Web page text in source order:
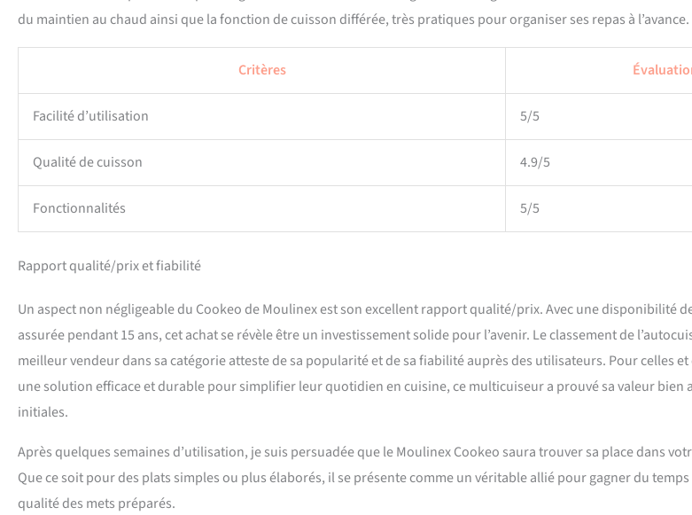
du maintien au chaud ainsi que la fonction de cuisson différée, très pratiques pour organiser ses repas à l’avance.
Critères
Facilité d’utilisation 5/5
Qualité de cuisson 4.9/5
Fonctionnalités 5/5
Rapport qualité/prix et fiabilité
Un aspect non négligeable du Cookeo de Moulinex est son excellent rapport qualité/prix. Avec une disponibilité
assurée pendant 15 ans, cet achat se révèle être un investissement solide pour l’avenir. Le classement de
meilleur vendeur dans sa catégorie atteste de sa popularité et de sa fiabilité auprès des utilisateurs. Pour celles
une solution efficace et durable pour simplifier leur quotidien en cuisine, ce multicuiseur a prouvé sa valeur bien
initiales.
Après quelques semaines d’utilisation, je suis persuadée que le Moulinex Cookeo saura trouver sa place dans
Que ce soit pour des plats simples ou plus élaborés, il se présente comme un véritable allié pour gagner du
qualité des mets préparés.